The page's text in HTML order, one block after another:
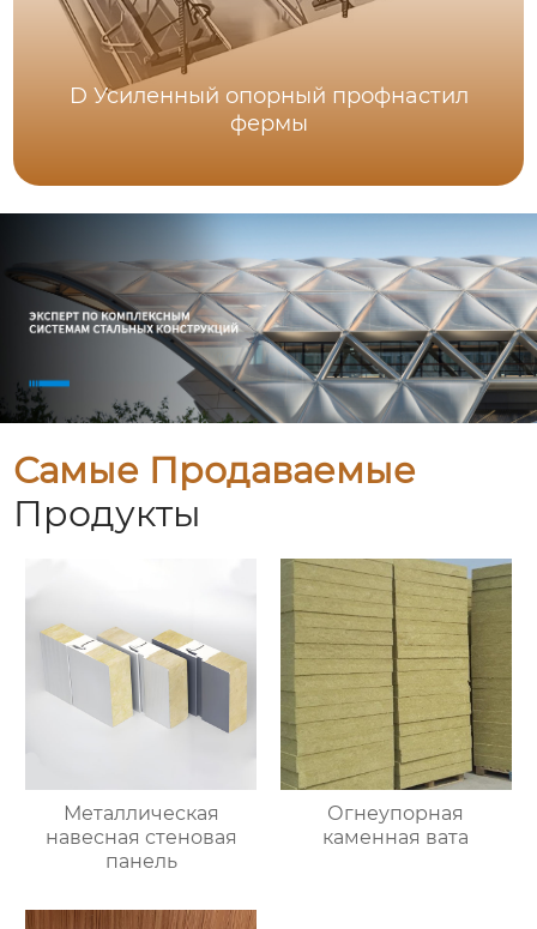
D Усиленный опорный профнастил
фермы
Самые Продаваемые
Продукты
Металлическая
навесная стеновая
панель
Огнеупорная
каменная вата